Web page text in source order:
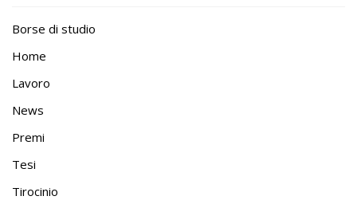
Borse di studio
Home
Lavoro
News
Premi
Tesi
Tirocinio